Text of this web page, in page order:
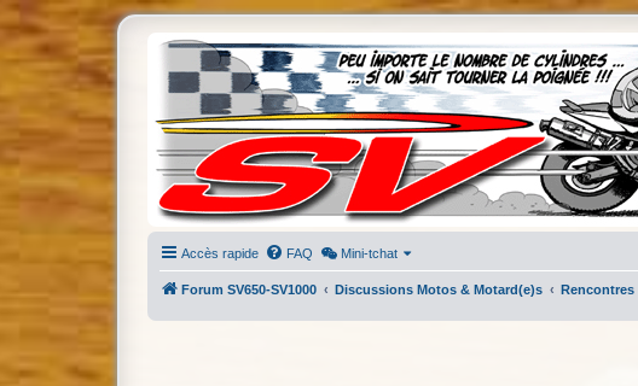
Accès rapide FAQ Mini-tchat
Forum SV650-SV1000 Discussions Motos & Motard(e)s Rencontres